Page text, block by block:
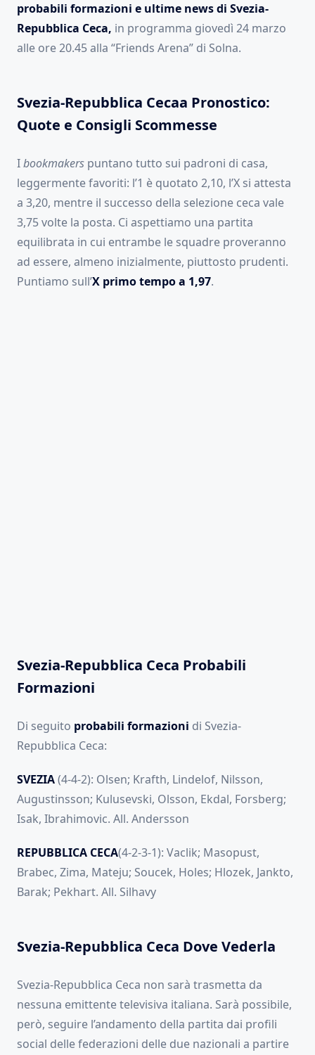
probabili formazioni e ultime news di Svezia-
Repubblica Ceca, in programma giovedì 24 marzo
alle ore 20.45 alla “Friends Arena” di Solna.
Svezia-Repubblica Cecaa Pronostico:
Quote e Consigli Scommesse
Ibookmakers puntano tutto sui padroni di casa,
leggermente favoriti: l’1 è quotato 2,10, l’X si attesta
a 3,20, mentre il successo della selezione ceca vale
3,75 volte la posta. Ci aspettiamo una partita
equilibrata in cui entrambe le squadre proveranno
ad essere, almeno inizialmente, piuttosto prudenti.
Puntiamo sull’X primo tempo a 1,97.
Svezia-Repubblica Ceca Probabili
Formazioni
Di seguito probabili formazioni di Svezia-
Repubblica Ceca:
SVEZIA(4-4-2): Olsen; Krafth, Lindelof, Nilsson,
Augustinsson; Kulusevski, Olsson, Ekdal, Forsberg;
Isak, Ibrahimovic. All. Andersson
REPUBBLICA CECA(4-2-3-1): Vaclik; Masopust,
Brabec, Zima, Mateju; Soucek, Holes; Hlozek, Jankto,
Barak; Pekhart. All. Silhavy
Svezia-Repubblica Ceca Dove Vederla
Svezia-Repubblica Ceca non sarà trasmetta da
nessuna emittente televisiva italiana. Sarà possibile,
però, seguire l’andamento della partita dai profili
social delle federazioni delle due nazionali a partire